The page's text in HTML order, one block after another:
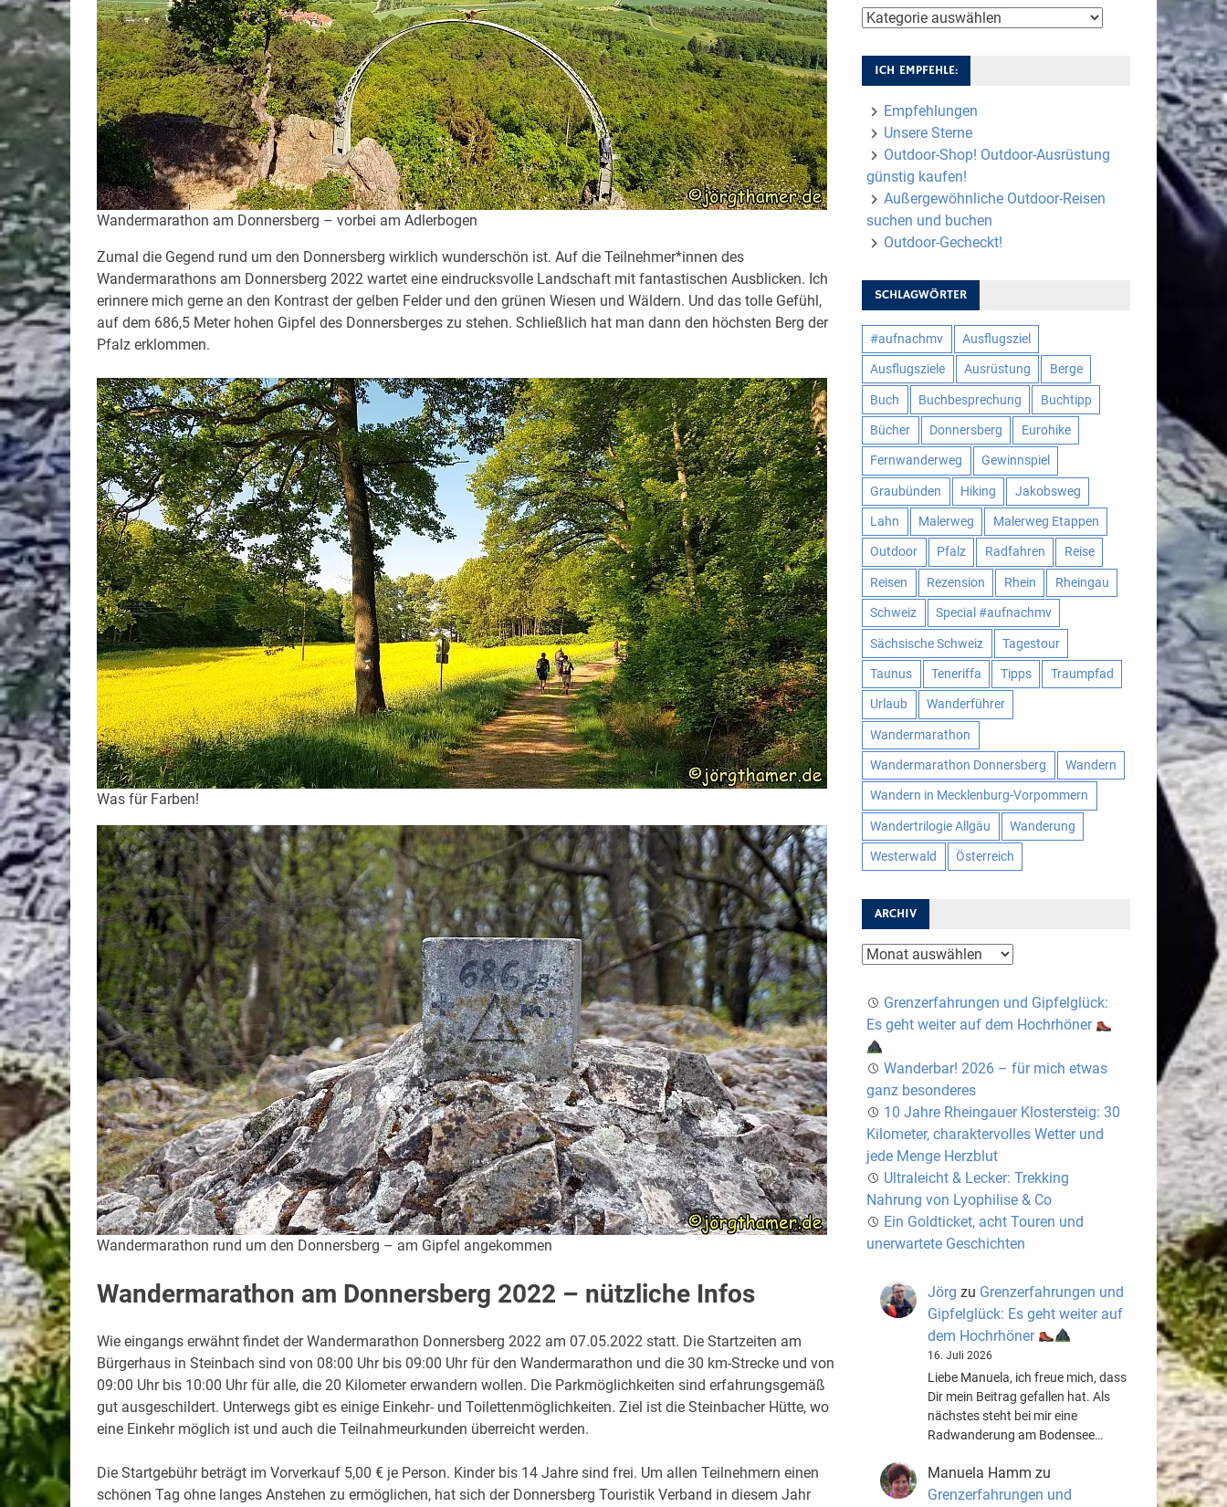
Wandermarathon am Donnersberg – vorbei am Adlerbogen
Zumal die Gegend rund um den Donnersberg wirklich wunderschön ist. Auf die Teilnehmer*innen des
Wandermarathons am Donnersberg 2022 wartet eine eindrucksvolle Landschaft mit fantastischen Ausblicken. Ich
erinnere mich gerne an den Kontrast der gelben Felder und den grünen Wiesen und Wäldern. Und das tolle Gefühl,
auf dem 686,5 Meter hohen Gipfel des Donnersberges zu stehen. Schließlich hat man dann den höchsten Berg der
Pfalz erklommen.
Was für Farben!
Wandermarathon rund um den Donnersberg – am Gipfel angekommen
Wandermarathon am Donnersberg 2022 – nützliche Infos
Wie eingangs erwähnt findet der Wandermarathon Donnersberg 2022 am 07.05.2022 statt. Die Startzeiten am
Bürgerhaus in Steinbach sind von 08:00 Uhr bis 09:00 Uhr für den Wandermarathon und die 30 km-Strecke und von
09:00 Uhr bis 10:00 Uhr für alle, die 20 Kilometer erwandern wollen. Die Parkmöglichkeiten sind erfahrungsgemäß
gut ausgeschildert. Unterwegs gibt es einige Einkehr- und Toilettenmöglichkeiten. Ziel ist die Steinbacher Hütte, wo
eine Einkehr möglich ist und auch die Teilnahmeurkunden überreicht werden.
Die Startgebühr beträgt im Vorverkauf 5,00 € je Person. Kinder bis 14 Jahre sind frei. Um allen Teilnehmern einen
schönen Tag ohne langes Anstehen zu ermöglichen, hat sich der Donnersberg Touristik Verband in diesem Jahr
Kategorien
ICH EMPFEHLE:
Empfehlungen
Unsere Sterne
Outdoor-Shop! Outdoor-Ausrüstung
günstig kaufen!
Außergewöhnliche Outdoor-Reisen
suchen und buchen
Outdoor-Gecheckt!
SCHLAGWÖRTER
#aufnachmv Ausflugsziel
Ausflugsziele Ausrüstung Berge
Buch Buchbesprechung Buchtipp
Bücher Donnersberg Eurohike
Fernwanderweg Gewinnspiel
Graubünden Hiking Jakobsweg
Lahn Malerweg Malerweg Etappen
Outdoor Pfalz Radfahren Reise
Reisen Rezension Rhein Rheingau
Schweiz Special #aufnachmv
Sächsische Schweiz Tagestour
Taunus Teneriffa Tipps Traumpfad
Urlaub Wanderführer
Wandermarathon
Wandermarathon Donnersberg Wandern
Wandern in Mecklenburg-Vorpommern
Wandertrilogie Allgäu Wanderung
Westerwald Österreich
ARCHIV
Archiv
Grenzerfahrungen und Gipfelglück:
Es geht weiter auf dem Hochrhöner
Wanderbar! 2026 – für mich etwas
ganz besonderes
10 Jahre Rheingauer Klostersteig: 30
Kilometer, charaktervolles Wetter und
jede Menge Herzblut
Ultraleicht & Lecker: Trekking
Nahrung von Lyophilise & Co
Ein Goldticket, acht Touren und
unerwartete Geschichten
Jörg zu Grenzerfahrungen und
Gipfelglück: Es geht weiter auf
dem Hochrhöner
16. Juli 2026
Liebe Manuela, ich freue mich, dass
Dir mein Beitrag gefallen hat. Als
nächstes steht bei mir eine
Radwanderung am Bodensee…
Manuela Hamm zu
Grenzerfahrungen und